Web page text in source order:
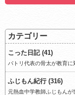
カテゴリー
こった日記 (41)
パトリ代表の骨太が教育に
ふじもん紀行 (316)
元熱血中学教師ふじもん